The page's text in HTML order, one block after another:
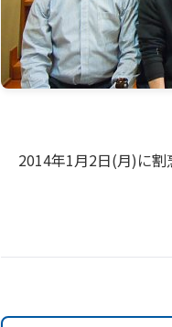
2014年1月2日(月)に割